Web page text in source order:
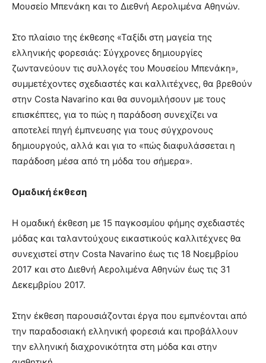
Μουσείο Μπενάκη και το Διεθνή Αερολιμένα Αθηνών.
Στο πλαίσιο της έκθεσης «Ταξίδι στη μαγεία της
ελληνικής φορεσιάς: Σύγχρονες δημιουργίες
ζωντανεύουν τις συλλογές του Μουσείου Μπενάκη»,
συμμετέχοντες σχεδιαστές και καλλιτέχνες, θα βρεθούν
στην Costa Navarino και θα συνομιλήσουν με τους
επισκέπτες, για το πώς η παράδοση συνεχίζει να
αποτελεί πηγή έμπνευσης για τους σύγχρονους
δημιουργούς, αλλά και για το «πώς διαφυλάσσεται η
παράδοση μέσα από τη μόδα του σήμερα».
Ομαδική έκθεση
Η ομαδική έκθεση με 15 παγκοσμίου φήμης σχεδιαστές
μόδας και ταλαντούχους εικαστικούς καλλιτέχνες θα
συνεχιστεί στην Costa Navarino έως τις 18 Νοεμβρίου
2017 και στο Διεθνή Αερολιμένα Αθηνών έως τις 31
Δεκεμβρίου 2017.
Στην έκθεση παρουσιάζονται έργα που εμπνέονται από
την παραδοσιακή ελληνική φορεσιά και προβάλλουν
την ελληνική διαχρονικότητα στη μόδα και στην